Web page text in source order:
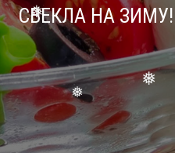
❅
❅
СВЕКЛА НА ЗИМУ!